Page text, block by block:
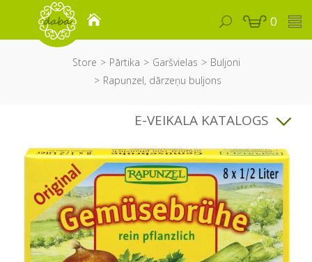
0
Store Pārtika Garšvielas
Buljoni
Rapunzel, dārzeņu buljons
E-VEIKALA KATALOGS